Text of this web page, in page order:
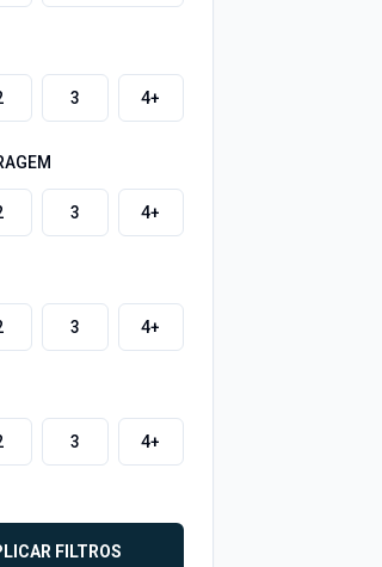
3 4+
3 4+
3 4+
3 4+
FILTROS